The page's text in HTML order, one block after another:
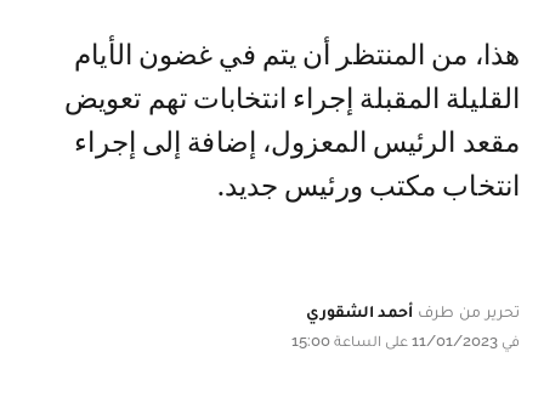
هذا، من المنتظر أن يتم في غضون الأيام
القليلة المقبلة إجراء انتخابات تهم تعويض
مقعد الرئيس المعزول، إضافة إلى إجراء
انتخاب مكتب ورئيس جديد.
تحرير من طرف أحمد الشقوري
في 11/01/2023 على الساعة 15:00